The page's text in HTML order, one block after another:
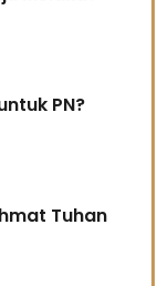
PN?
Tuhan